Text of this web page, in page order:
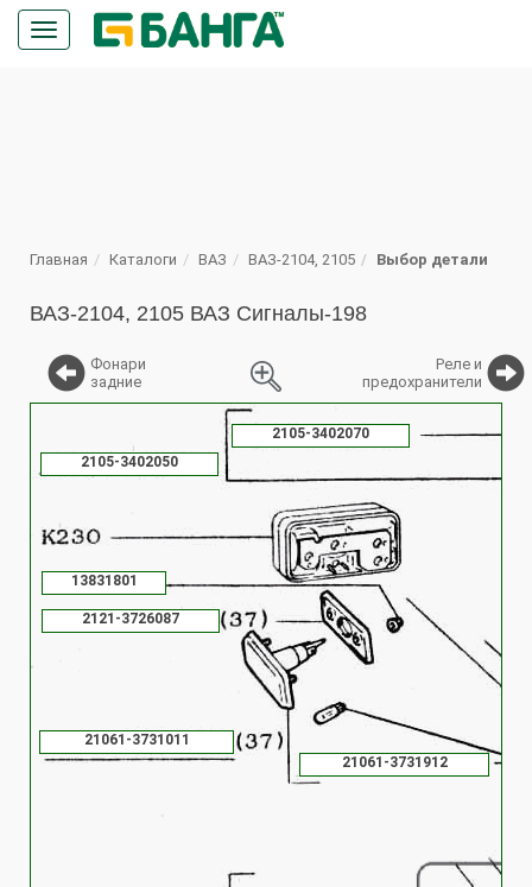
Кнопка
меню
Главная Каталоги ВАЗ ВАЗ-2104, 2105 Выбор детали
ВАЗ-2104, 2105 ВАЗ Сигналы-198
Фонари
задние
%
Реле и
предохранители
13831801
2105-3402050
2105-3402070
21061-3731011
21061-3731912
2121-3726087